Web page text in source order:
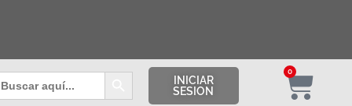
Botón de búsqueda
INICIAR
SESION
0